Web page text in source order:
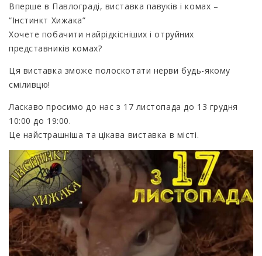
Вперше в Павлограді, виставка павуків і комах –
“Інстинкт Хижака”
Хочете побачити найрідкісніших і отруйних
представників комах?
Ця виставка зможе полоскотати нерви будь-якому
сміливцю!
Ласкаво просимо до нас з 17 листопада до 13 грудня
10:00 до 19:00.
Це найстрашніша та цікава виставка в місті.